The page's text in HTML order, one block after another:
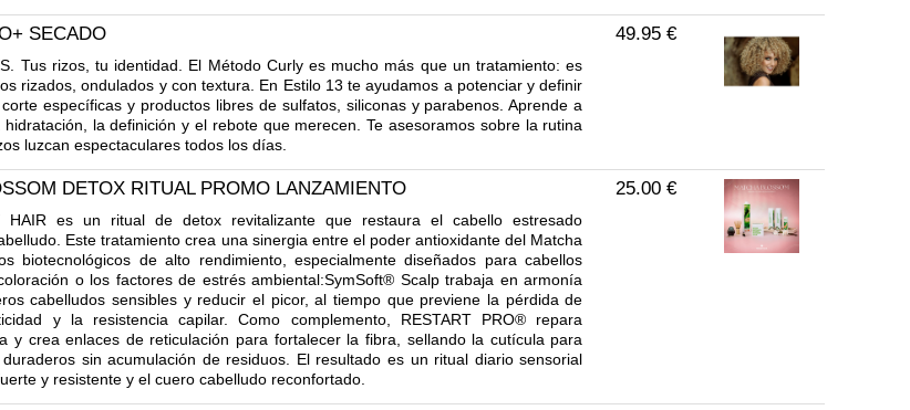
SECADO
Tus rizos, tu identidad. El Método Curly es mucho más que un tratamiento: es
rizados, ondulados y con textura. En Estilo 13 te ayudamos a potenciar y definir
específicas y productos libres de sulfatos, siliconas y parabenos. Aprende a
la definición y el rebote que merecen. Te asesoramos sobre la rutina
luzcan espectaculares todos los días.
49.95 €
DETOX RITUAL PROMO LANZAMIENTO
HAIR es un ritual de detox revitalizante que restaura el cabello estresado
Este tratamiento crea una sinergia entre el poder antioxidante del Matcha
biotecnológicos de alto rendimiento, especialmente diseñados para cabellos
o los factores de estrés ambiental:SymSoft® Scalp trabaja en armonía
cabelludos sensibles y reducir el picor, al tiempo que previene la pérdida de
y la resistencia capilar. Como complemento, RESTART PRO® repara
y crea enlaces de reticulación para fortalecer la fibra, sellando la cutícula para
sin acumulación de residuos. El resultado es un ritual diario sensorial
y resistente y el cuero cabelludo reconfortado.
25.00 €